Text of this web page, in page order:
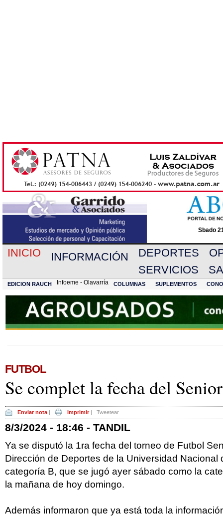
Sbado
INICIO INFORMACIÓN DEPORTES
SERVICIOS
EDICION RAUCH Infoeme - Olavarría COLUMNAS SUPLEMENTOS
FUTBOL
Se complet la fecha del Senior
Enviar nota | Imprimir| Tweetear
8/3/2024 - 18:46 - TANDIL
Ya se disputó la 1ra fecha del torneo de Futbol
Dirección de Deportes de la Universidad Nacional
categoría B, que se jugó ayer sábado como la
la mañana de hoy domingo.
Además informaron que ya está toda la